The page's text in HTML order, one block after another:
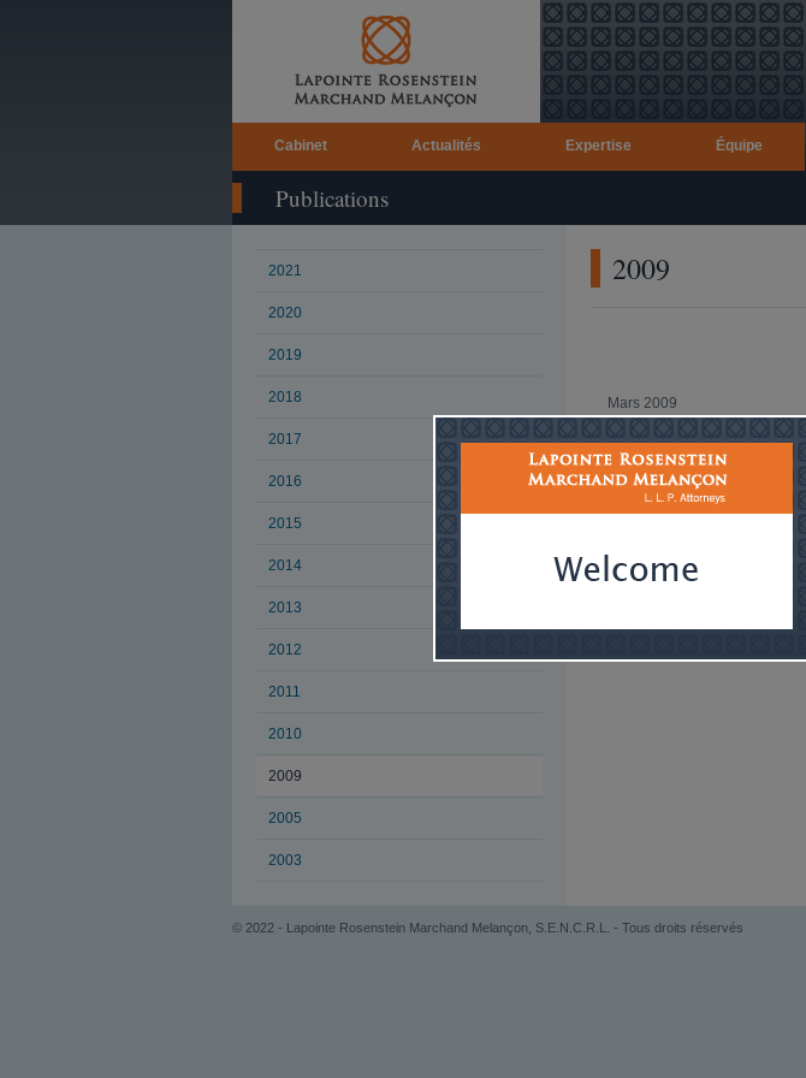
Cabinet Actualités Expertise Équipe
Publications
2021
2020
2019
2018
2017
2016
2015
2014
2013
2012
2011
2010
2009
2005
2003
2009
Mars 2009
L'affaire Gestion
et la
Auteur
Domaine d'expertise
Fiscalité, planification
© 2022 - Lapointe Rosenstein Marchand Melançon, S.E.N.C.R.L. - Tous droits réservés